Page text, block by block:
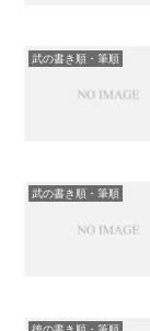
武の書き順・筆順
武の書き順・筆順